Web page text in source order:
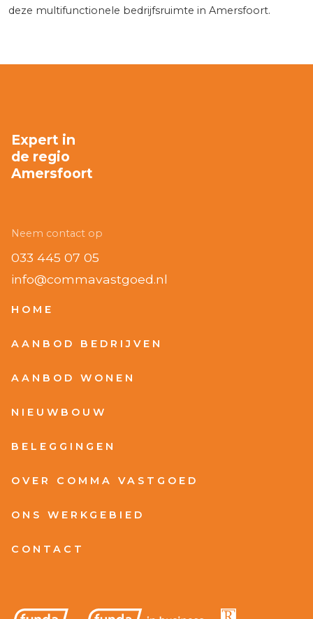
deze multifunctionele bedrijfsruimte in Amersfoort.
Expert in
de regio
Amersfoort
Neem contact op
033 445 07 05
info@commavastgoed.nl
HOME
AANBOD BEDRIJVEN
AANBOD WONEN
NIEUWBOUW
BELEGGINGEN
OVER COMMA VASTGOED
ONS WERKGEBIED
CONTACT